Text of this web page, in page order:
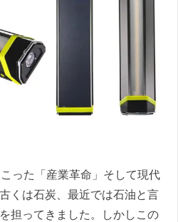
った「産業革命」そして現代
くは石炭、最近では石油と言
担ってきました。しかしこの